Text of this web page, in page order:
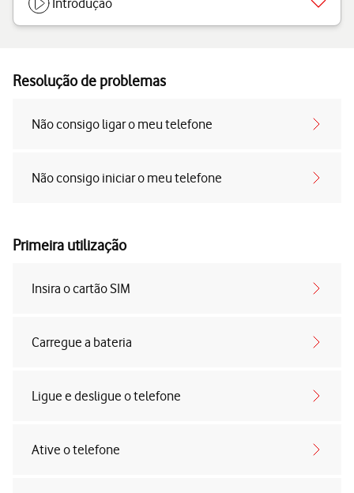
Introdução
Resolução de problemas
Não consigo ligar o meu telefone
Não consigo iniciar o meu telefone
Primeira utilização
Insira o cartão SIM
Carregue a bateria
Ligue e desligue o telefone
Ative o telefone